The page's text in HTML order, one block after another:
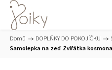
Domů / DOPLŇKY DO POKOJÍČKU /
Samolepka na zeď Zvířátka